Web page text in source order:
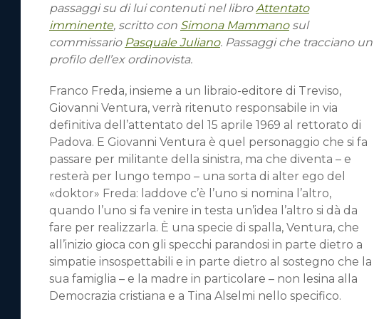
passaggi su di lui contenuti nel libroAttentato
imminente, scritto con Simona Mammanosul
commissario Pasquale Juliano. Passaggi che tracciano un
profilo dell’ex ordinovista.
Franco Freda, insieme a un libraio-editore di Treviso,
Giovanni Ventura, verrà ritenuto responsabile in via
definitiva dell’attentato del 15 aprile 1969 al rettorato di
Padova. E Giovanni Ventura è quel personaggio che si fa
passare per militante della sinistra, ma che diventa – e
resterà per lungo tempo – una sorta di alter ego del
«doktor» Freda: laddove c’è l’uno si nomina l’altro,
quando l’uno si fa venire in testa un’idea l’altro si dà da
fare per realizzarla. È una specie di spalla, Ventura, che
all’inizio gioca con gli specchi parandosi in parte dietro a
simpatie insospettabili e in parte dietro al sostegno che la
sua famiglia – e la madre in particolare – non lesina alla
Democrazia cristiana e a Tina Alselmi nello specifico.